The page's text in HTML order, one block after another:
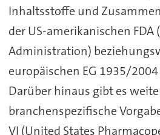
Inhaltsstoffe und
der US-amerikanischen FDA
Administration)
europäischen EG 1935/
Darüber hinaus gibt es
branchenspezifische
VI (United States